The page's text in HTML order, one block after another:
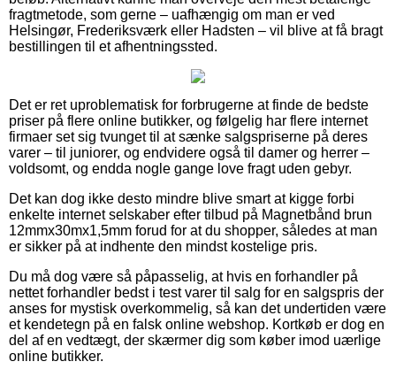
fragtmetode, som gerne – uafhængig om man er ved
Helsingør, Frederiksværk eller Hadsten – vil blive at få bragt
bestillingen til et afhentningssted.
Det er ret uproblematisk for forbrugerne at finde de bedste
priser på flere online butikker, og følgelig har flere internet
firmaer set sig tvunget til at sænke salgspriserne på deres
varer – til juniorer, og endvidere også til damer og herrer –
voldsomt, og endda nogle gange love fragt uden gebyr.
Det kan dog ikke desto mindre blive smart at kigge forbi
enkelte internet selskaber efter tilbud på Magnetbånd brun
12mmx30mx1,5mm forud for at du shopper, således at man
er sikker på at indhente den mindst kostelige pris.
Du må dog være så påpasselig, at hvis en forhandler på
nettet forhandler bedst i test varer til salg for en salgspris der
anses for mystisk overkommelig, så kan det undertiden være
et kendetegn på en falsk online webshop. Kortkøb er dog en
del af en vedtægt, der skærmer dig som køber imod uærlige
online butikker.